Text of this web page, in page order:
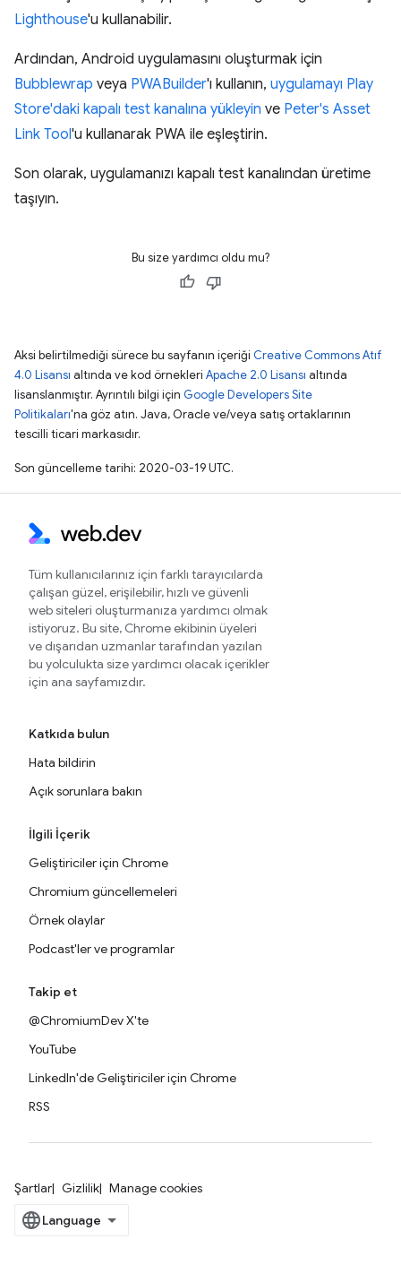
Lighthouse'u kullanabilir.
Ardından, Android uygulamasını oluşturmak için
Bubblewrap veya PWABuilder'ı kullanın, uygulamayı Play
Store'daki kapalı test kanalına yükleyin ve Peter's Asset
Link Tool'u kullanarak PWA ile eşleştirin.
Son olarak, uygulamanızı kapalı test kanalından üretime
taşıyın.
Bu size yardımcı oldu mu?
Aksi belirtilmediği sürece bu sayfanın içeriği Creative Commons Atıf
4.0 Lisansı altında ve kod örnekleri Apache 2.0 Lisansı altında
lisanslanmıştır. Ayrıntılı bilgi için Google Developers Site
Politikaları'na göz atın. Java, Oracle ve/veya satış ortaklarının
tescilli ticari markasıdır.
Son güncelleme tarihi: 2020-03-19 UTC.
Tüm kullanıcılarınız için farklı tarayıcılarda
çalışan güzel, erişilebilir, hızlı ve güvenli
web siteleri oluşturmanıza yardımcı olmak
istiyoruz. Bu site, Chrome ekibinin üyeleri
ve dışarıdan uzmanlar tarafından yazılan
bu yolculukta size yardımcı olacak içerikler
için ana sayfamızdır.
Katkıda bulun
Hata bildirin
Açık sorunlara bakın
İlgili İçerik
Geliştiriciler için Chrome
Chromium güncellemeleri
Örnek olaylar
Podcast'ler ve programlar
Takip et
@ChromiumDev X'te
YouTube
LinkedIn'de Geliştiriciler için Chrome
RSS
Şartlar Gizlilik Manage cookies